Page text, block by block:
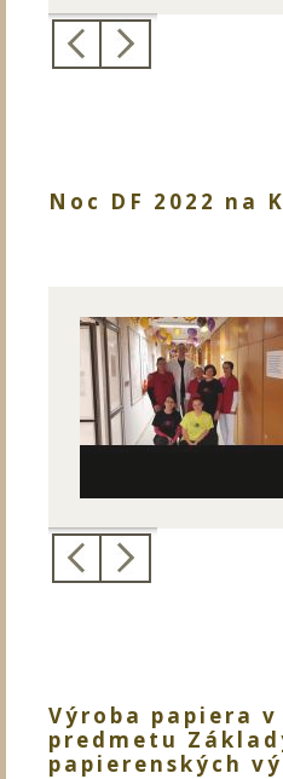
Noc DF 2022 na
Výroba papiera
predmetu
papierenských